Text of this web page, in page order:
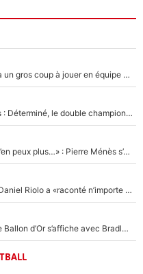
Un joueur snobé par Didier Deschamps à un gros coup à jouer en équipe de France : Zinedine Zidane a trouvé son numéro 9 ?
Le PSG veut s'offrir une pépite de 16 ans : Déterminé, le double champion d'Europe en titre est prêt à lâcher 40M€ pour celui que l'on compare déjà à Vinicius Jr !
«Un très mauvais choix pour le PSG, je n’en peux plus…» : Pierre Ménès s’est complètement trompé avec Luis Enrique et ces déclarations le prouvent !
«Je m’en veux terriblement» : Le jour où Daniel Riolo a «raconté n’importe quoi» dans l'After Foot !
Ousmane Dembélé de retour au PSG : Le Ballon d’Or s’affiche avec Bradley Barcola en plein cœur du feuilleton sur son départ !